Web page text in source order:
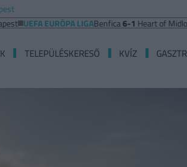
EURÓPA LIGABenfica6-1Heart of Midlothian|
TELEPÜLÉSKERESŐ KVÍZ